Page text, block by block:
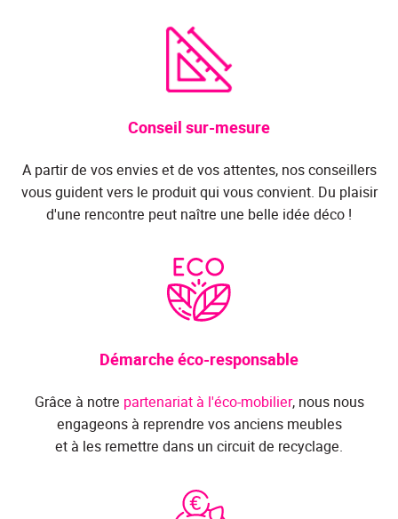
Conseil sur-mesure
A partir de vos envies et de vos attentes, nos conseillers
vous guident vers le produit qui vous convient. Du plaisir
d'une rencontre peut naître une belle idée déco !
Démarche éco-responsable
Grâce à notre partenariat à l'éco-mobilier, nous nous
engageons à reprendre vos anciens meubles
et à les remettre dans un circuit de recyclage.